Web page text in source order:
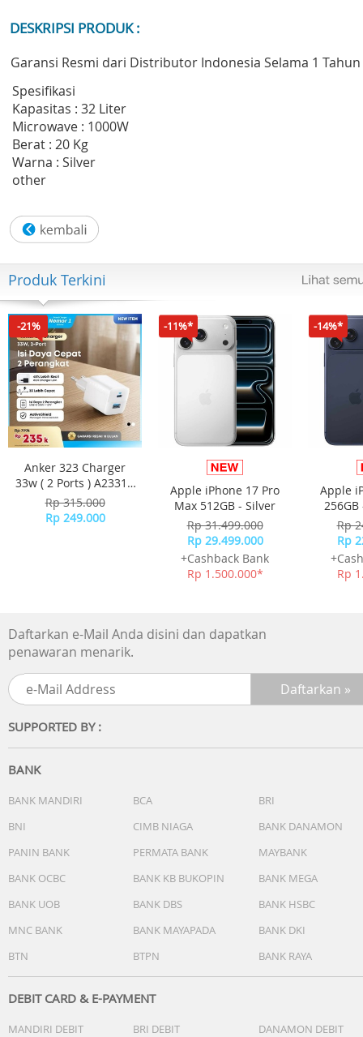
DESKRIPSI PRODUK :
Garansi Resmi dari Distributor Indonesia Selama 1 Tahun
Spesifikasi
Kapasitas : 32 Liter
Microwave : 1000W
Berat : 20 Kg
Warna : Silver
other
Produk Terkini
-21%
Anker 323 Charger
33w ( 2 Ports ) A2331 -
White
Rp 315.000
Rp 249.000
-11%*
Apple iPhone 17 Pro
Max 512GB - Silver
Rp 31.499.000
Rp 29.499.000
+Cashback Bank
Rp 1.500.000*
-14%*
Apple
Rp
Rp
Rp
Daftarkan e-Mail Anda disini dan dapatkan
penawaran menarik.
SUPPORTED BY :
BANK
BANK MANDIRI BCA
BRI
BNI
CIMB NIAGA
BANK DANAMON
PANIN BANK
PERMATA BANK
MAYBANK
BANK OCBC
BANK KB BUKOPIN
BANK MEGA
BANK UOB
BANK DBS
BANK HSBC
MNC BANK
BANK MAYAPADA
BANK DKI
BTN
BTPN BANK RAYA
DEBIT CARD & E-PAYMENT
MANDIRI DEBIT BRI DEBIT
DANAMON DEBIT